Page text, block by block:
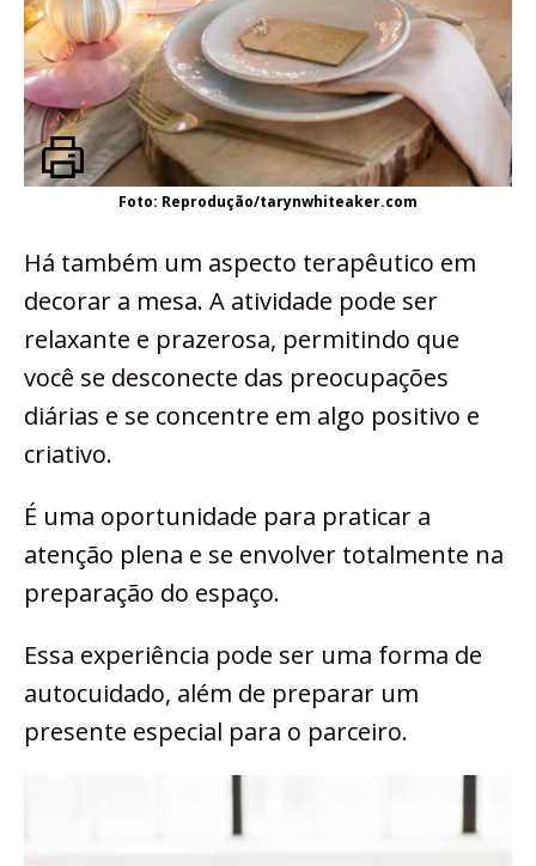
Foto: Reprodução/tarynwhiteaker.com
Há também um aspecto terapêutico em
decorar a mesa. A atividade pode ser
relaxante e prazerosa, permitindo que
você se desconecte das preocupações
diárias e se concentre em algo positivo e
criativo.
É uma oportunidade para praticar a
atenção plena e se envolver totalmente na
preparação do espaço.
Essa experiência pode ser uma forma de
autocuidado, além de preparar um
presente especial para o parceiro.